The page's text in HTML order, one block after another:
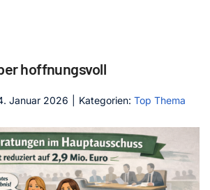
hoffnungsvoll
Januar 2026 Kategorien: Top Thema